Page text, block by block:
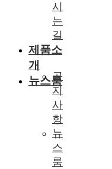
시
는
길
제품소
개
뉴스룸
공
지
사
항
뉴
스
룸